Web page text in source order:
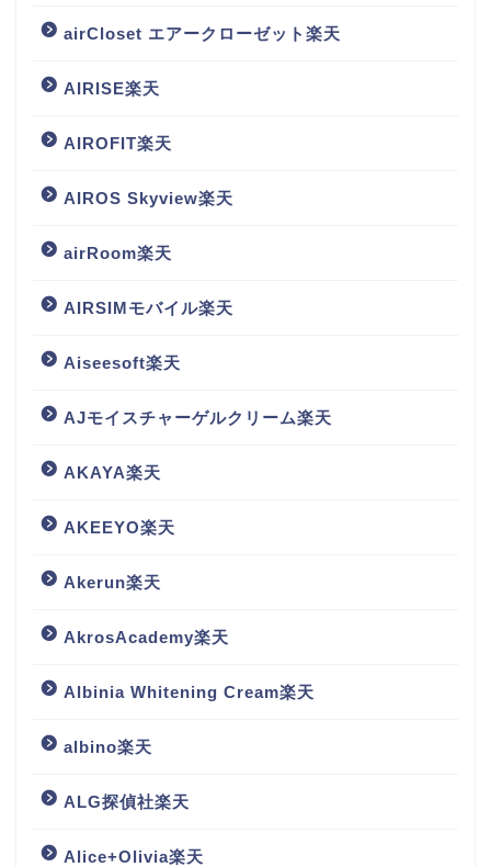
airCloset エアークローゼット楽天
AIRISE楽天
AIROFIT楽天
AIROS Skyview楽天
airRoom楽天
AIRSIMモバイル楽天
Aiseesoft楽天
AJモイスチャーゲルクリーム楽天
AKAYA楽天
AKEEYO楽天
Akerun楽天
AkrosAcademy楽天
Albinia Whitening Cream楽天
albino楽天
ALG探偵社楽天
Alice+Olivia楽天